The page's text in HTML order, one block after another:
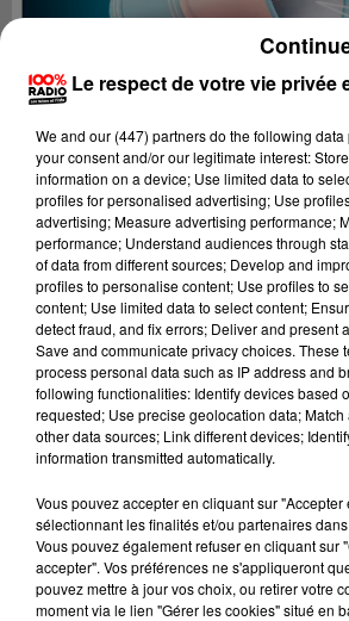
Lecture (2 min 23 sec)
100%
22 août 2024 - 2 min 23 sec
LES INFOS DU GERS DU 22/
Le respect de votre vie privée
We and our (447) partnersdo the following
your consent and/or our legitimate interest:
information on a device; Use limited data to
profiles for personalised advertising; Use
advertising; Measure advertising performance;
performance; Understand audiences through
of data from different sources; Develop and
profiles to personalise content; Use profiles to
content; Use limited data to select content;
detect fraud, and fix errors; Deliver and present
Save and communicate privacy choices. These
process personal data such as IP address and
following functionalities: Identify devices based
requested; Use precise geolocation data;
other data sources; Link different devices;
information transmitted automatically.
Vous pouvez accepter en cliquant sur "Accepter
sélectionnant les finalités et/ou partenaires
Vous pouvez également refuser en cliquant sur
accepter". Vos préférences ne s'appliqueront
pouvez mettre à jour vos choix, ou retirer votre
moment via le lien "Gérer les cookies" situé en